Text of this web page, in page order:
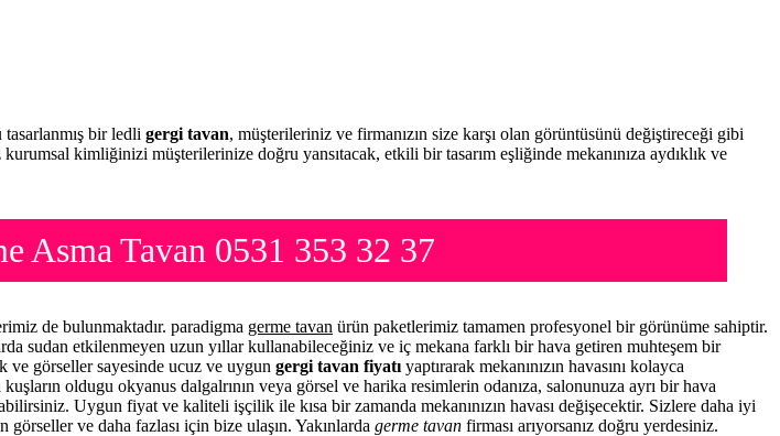
tasarlanmış bir ledli gergi tavan, müşterileriniz ve firmanızın size karşı olan görüntüsünü değiştireceği gibi
kimliğinizi müşterilerinize doğru yansıtacak, etkili bir tasarım eşliğinde mekanınıza aydıklık ve
Asma Tavan 0531 353 32 37
de bulunmaktadır. paradigma germe tavan ürün paketlerimiz tamamen profesyonel bir görünüme sahiptir.
sudan etkilenmeyen uzun yıllar kullanabileceğiniz ve iç mekana farklı bir hava getiren muhteşem bir
ve görseller sayesinde ucuz ve uygun gergi tavan fiyatı yaptırarak mekanınızın havasını kolayca
oldugu okyanus dalgalrının veya görsel ve harika resimlerin odanıza, salonunuza ayrı bir hava
Uygun fiyat ve kaliteli işçilik ile kısa bir zamanda mekanınızın havası değişecektir. Sizlere daha iyi
ve daha fazlası için bize ulaşın. Yakınlarda germe tavan firması arıyorsanız doğru yerdesiniz.